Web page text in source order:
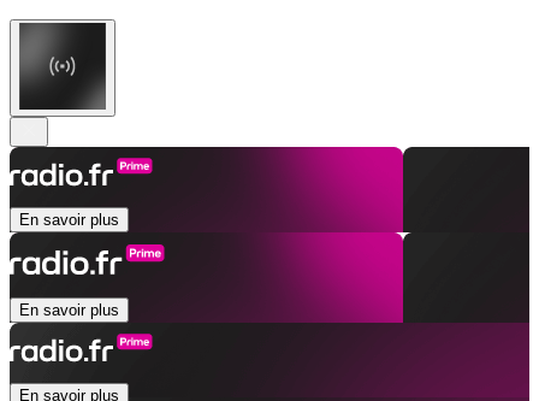
En savoir plus
En savoir plus
En savoir plus